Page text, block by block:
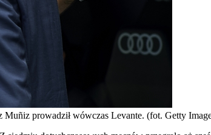
prowadził wówczas Levante. (fot. Getty